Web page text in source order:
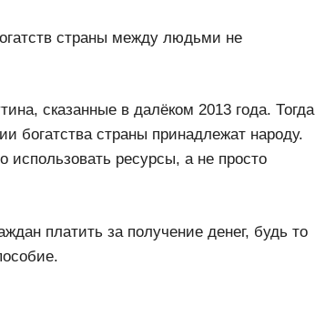
страны между людьми не
сказанные в далёком 2013 года. Тогда
богатства страны принадлежат народу.
использовать ресурсы, а не просто
платить за получение денег, будь то